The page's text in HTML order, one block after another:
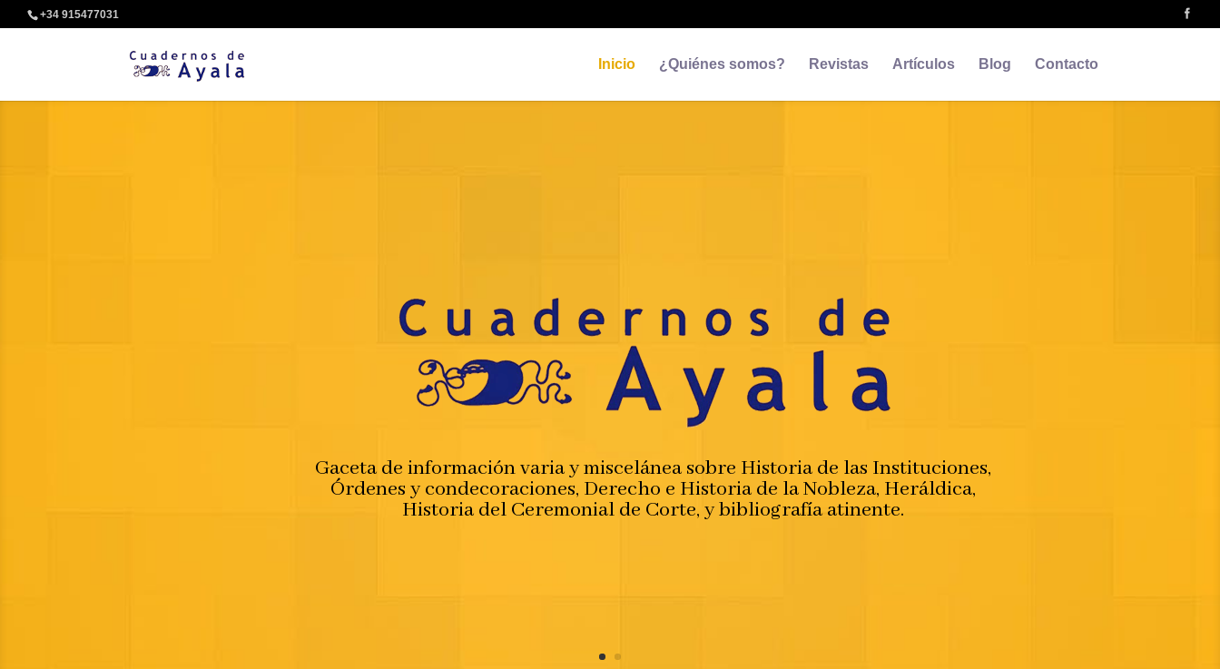
+34 915477031
Inicio ¿Quiénes somos? Revistas Artículos Blog Contacto
Gaceta de información varia y miscelánea sobre Historia de las Instituciones,
Órdenes y condecoraciones, Derecho e Historia de la Nobleza, Heráldica,
Historia del Ceremonial de Corte, y bibliografía atinente.